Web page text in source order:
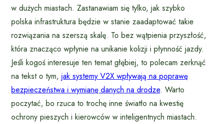
w dużych miastach. Zastanawiam się tylko, jak szybko
polska infrastruktura będzie w stanie zaadaptować takie
rozwiązania na szerszą skalę. To bez wątpienia przyszłość,
która znacząco wpłynie na unikanie kolizji i płynność jazdy.
Jeśli kogoś interesuje ten temat głębiej, to polecam zerknąć
na tekst o tym, jak systemy V2X wpływają na poprawę
bezpieczeństwa i wymianę danych na drodze. Warto
poczytać, bo rzuca to trochę inne światło na kwestię
ochrony pieszych i kierowców w inteligentnych miastach.